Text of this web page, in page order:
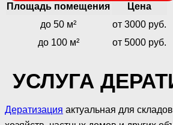
Площадь помещения
Цена
до 50 м²
от 3000 руб.
до 100 м²
от 5000 руб.
УСЛУГА
Дератизация актуальная для